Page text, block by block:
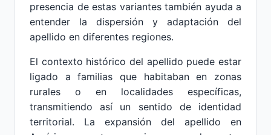
presencia de estas variantes también ayuda a
entender la dispersión y adaptación del
apellido en diferentes regiones.
El contexto histórico del apellido puede estar
ligado a familias que habitaban en zonas
rurales o en localidades específicas,
transmitiendo así un sentido de identidad
territorial. La expansión del apellido en